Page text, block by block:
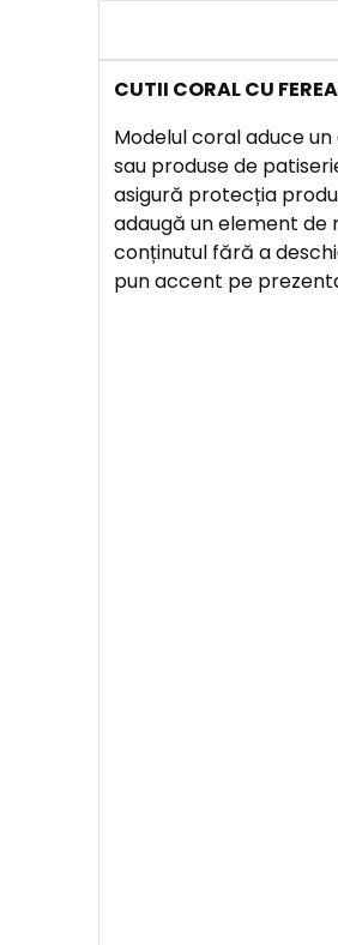
CUTII CORAL CU
Modelul coral aduce
sau produse de
asigură protecția
adaugă un element
conținutul fără a
pun accent pe